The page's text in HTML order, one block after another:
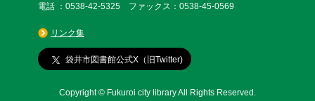
電話 ：0538-42-5325 ファックス：0538-45-0569
リンク集
袋井市図書館公式X（旧Twitter)
Copyright © Fukuroi city library All Rights Reserved.